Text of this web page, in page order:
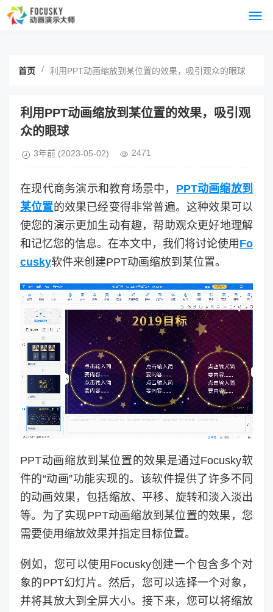
首页 / 利用PPT动画缩放到某位置的效果，吸引观众的眼球
利用PPT动画缩放到某位置的效果，吸引观
众的眼球
3年前 (2023-05-02) 2471
在现代商务演示和教育场景中， PPT动画缩放到
某位置的效果已经变得非常普遍。这种效果可以
使您的演示更加生动有趣，帮助观众更好地理解
和记忆您的信息。在本文中，我们将讨论使用 Fo
cusky软件来创建PPT动画缩放到某位置。
PPT动画缩放到某位置的效果是通过Focusky软
件的“动画”功能实现的。该软件提供了许多不同
的动画效果，包括缩放、平移、旋转和淡入淡出
等。为了实现PPT动画缩放到某位置的效果，您
需要使用缩放效果并指定目标位置。
例如，您可以使用Focusky创建一个包含多个对
象的PPT幻灯片。然后，您可以选择一个对象，
并将其放大到全屏大小。接下来，您可以将缩放